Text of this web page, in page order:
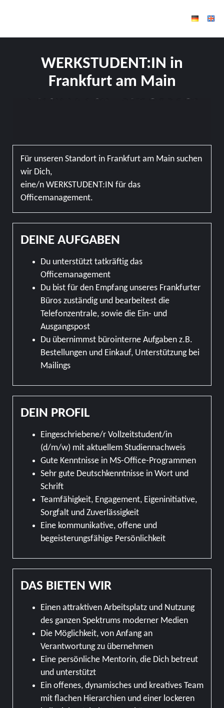
WERKSTUDENT:IN in
Frankfurt am Main
Für unseren Standort in Frankfurt am Main suchen
wir Dich,
eine/n WERKSTUDENT:IN für das
Officemanagement.
DEINE AUFGABEN
Du unterstützt tatkräftig das
Officemanagement
Du bist für den Empfang unseres Frankfurter
Büros zuständig und bearbeitest die
Telefonzentrale, sowie die Ein- und
Ausgangspost
Du übernimmst bürointerne Aufgaben z.B.
Bestellungen und Einkauf, Unterstützung bei
Mailings
DEIN PROFIL
Eingeschriebene/r Vollzeitstudent/in
(d/m/w) mit aktuellem Studiennachweis
Gute Kenntnisse in MS-Office-Programmen
Sehr gute Deutschkenntnisse in Wort und
Schrift
Teamfähigkeit, Engagement, Eigeninitiative,
Sorgfalt und Zuverlässigkeit
Eine kommunikative, offene und
begeisterungsfähige Persönlichkeit
DAS BIETEN WIR
Einen attraktiven Arbeitsplatz und Nutzung
des ganzen Spektrums moderner Medien
Die Möglichkeit, von Anfang an
Verantwortung zu übernehmen
Eine persönliche Mentorin, die Dich betreut
und unterstützt
Ein offenes, dynamisches und kreatives Team
mit flachen Hierarchien und einer lockeren